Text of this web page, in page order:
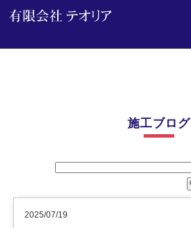
施工ブログ
2025/07/19